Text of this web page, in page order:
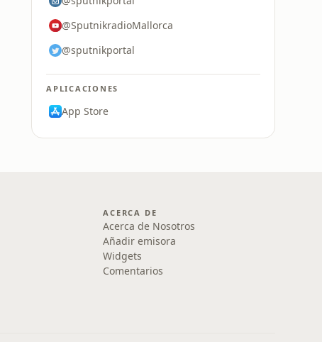
@SputnikradioMallorca
@sputnikportal
APLICACIONES
App Store
ACERCA DE
Acerca de Nosotros
Añadir emisora
Widgets
Comentarios